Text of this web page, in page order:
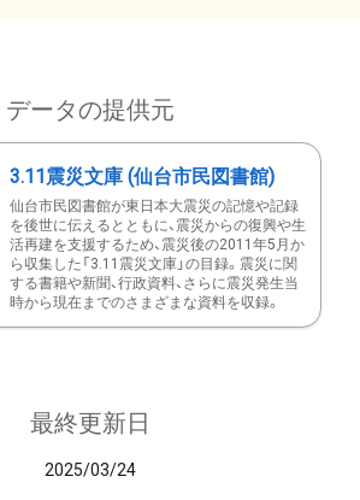
データの提供元
3.11震災文庫 (仙台市民図書館)
仙台市民図書館が東日本大震災の記憶や記録
を後世に伝えるとともに、震災からの復興や生
活再建を支援するため、震災後の2011年5月か
ら収集した「3.11震災文庫」の目録。震災に関
する書籍や新聞、行政資料、さらに震災発生当
時から現在までのさまざまな資料を収録。
最終更新日
2025/03/24